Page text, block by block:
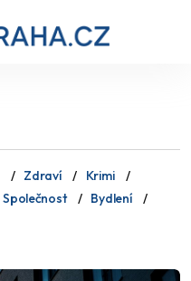
Zdraví
Krimi
Společnost
Bydlení